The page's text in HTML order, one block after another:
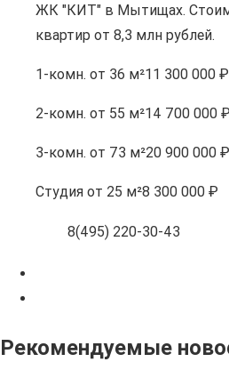
ЖК "КИТ" в Мытищах.
квартир от 8,3 млн рублей.
1-комн. от 36 м²11 300 000 ₽
2-комн. от 55 м²14 700 000 ₽
3-комн. от 73 м²20 900 000 ₽
Студия от 25 м²8 300 000 ₽
8(495) 220-30-43
Рекомендуемые